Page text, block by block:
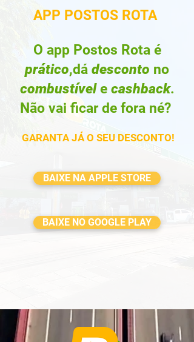
APP POSTOS ROTA
O app Postos Rota é
prático,dá desconto no
combustívele cashback.
Não vai ficar de fora né?
GARANTA JÁ O SEU DESCONTO!
BAIXE NA APPLE STORE
BAIXE NO GOOGLE PLAY